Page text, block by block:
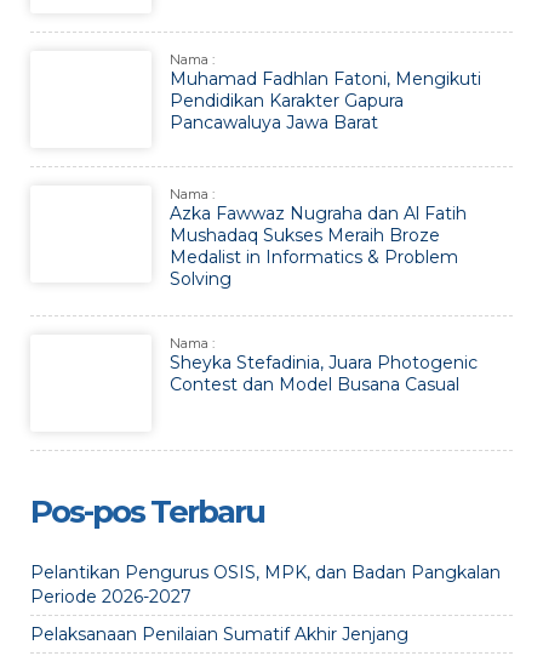
Nama :
Muhamad Fadhlan Fatoni, Mengikuti
Pendidikan Karakter Gapura
Pancawaluya Jawa Barat
Nama :
Azka Fawwaz Nugraha dan Al Fatih
Mushadaq Sukses Meraih Broze
Medalist in Informatics & Problem
Solving
Nama :
Sheyka Stefadinia, Juara Photogenic
Contest dan Model Busana Casual
Pos-pos Terbaru
Pelantikan Pengurus OSIS, MPK, dan Badan Pangkalan
Periode 2026-2027
Pelaksanaan Penilaian Sumatif Akhir Jenjang